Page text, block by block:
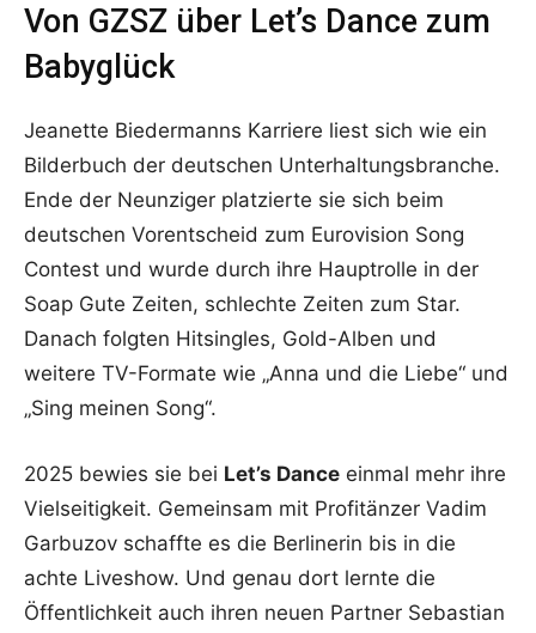
Von GZSZ über Let’s Dance zum
Babyglück
Jeanette Biedermanns Karriere liest sich wie ein
Bilderbuch der deutschen Unterhaltungsbranche.
Ende der Neunziger platzierte sie sich beim
deutschen Vorentscheid zum Eurovision Song
Contest und wurde durch ihre Hauptrolle in der
Soap Gute Zeiten, schlechte Zeiten zum Star.
Danach folgten Hitsingles, Gold-Alben und
weitere TV-Formate wie „Anna und die Liebe“ und
„Sing meinen Song“.
2025 bewies sie bei Let’s Dance einmal mehr ihre
Vielseitigkeit. Gemeinsam mit Profitänzer Vadim
Garbuzov schaffte es die Berlinerin bis in die
achte Liveshow. Und genau dort lernte die
Öffentlichkeit auch ihren neuen Partner Sebastian